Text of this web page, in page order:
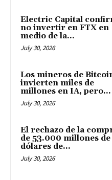
Electric Capital
no invertir en FTX en
medio de la...
July 30, 2026
Los mineros de
invierten miles de
millones en IA, pero...
July 30, 2026
El rechazo de la
de 53.000 millones de
dólares de...
July 30, 2026